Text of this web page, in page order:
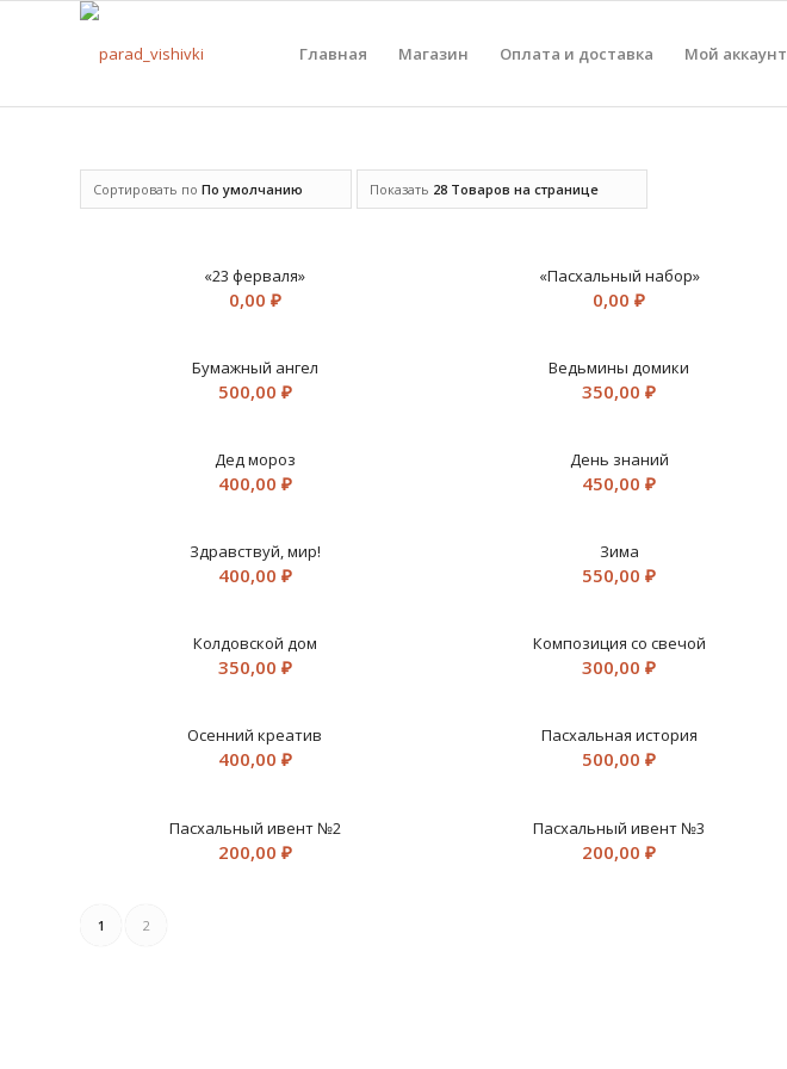
Главная Магазин Оплата и доставка Мой аккаунт
Сортировать по По умолчанию Показать 28 Товаров на странице
«23 ферваля»
0,00 ₽
«Пасхальный набор»
0,00₽
Бумажный ангел
500,00 ₽
Ведьмины домики
350,00₽
Дед мороз
400,00 ₽
День знаний
450,00₽
Здравствуй, мир!
400,00 ₽
Зима
550,00₽
Колдовской дом
350,00 ₽
Композиция со свечой
300,00₽
Осенний креатив
400,00 ₽
Пасхальная история
500,00₽
Пасхальный ивент №2
200,00 ₽
Пасхальный ивент №3
200,00₽
1 2